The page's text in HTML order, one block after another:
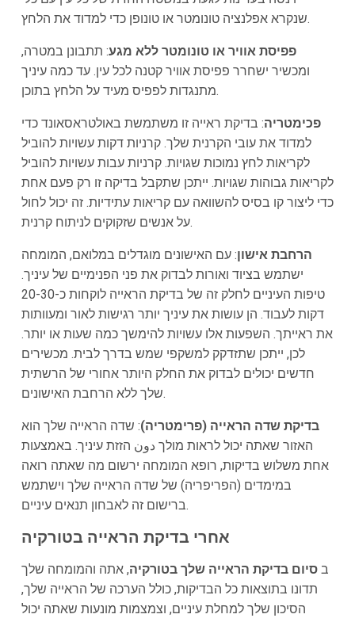
שנקרא אפלנציה טונומטר או טונופן כדי למדוד את הלחץ.
פפיסת אוויר או טונומטר ללא מגע: תתבונן במטרה,
ומכשיר ישחרר פפיסת אוויר קטנה לכל עין. עד כמה עיניך
מתנגדות לפפיס מעיד על הלחץ בתוכן.
פכימטריה: בדיקת ראייה זו משתמשת באולטראסאונד כדי
למדוד את עובי הקרנית שלך. קרניות דקות עשויות להוביל
לקריאות לחץ נמוכות שגויות. קרניות עבות עשויות להוביל
לקריאות גבוהות שגויות. ייתכן שתקבל בדיקה זו רק פעם אחת
כדי ליצור קו בסיס להשוואה עם קריאות עתידיות. זה יכול לחול
על אנשים שזקוקים לניתוח קרנית.
הרחבת אישון: עם האישונים מוגדלים במלואם, המומחה
ישתמש בציוד ואורות לבדוק את פני הפנימיים של עיניך.
טיפות העיניים לחלק זה של בדיקת הראייה לוקחות כ-20-30
דקות לעבוד. הן עושות את עיניך יותר רגישות לאור ומעוותות
את ראייתך. השפעות אלו עשויות להימשך כמה שעות או יותר.
לכן, ייתכן שתזדקק למשקפי שמש בדרך לבית. מכשירים
חדשים יכולים לבדוק את החלק היותר אחורי של הרשתית
שלך ללא הרחבת האישונים.
בדיקת שדה הראייה (פרימטריה): שדה הראייה שלך הוא
האזור שאתה יכול לראות מולך دون הזזת עיניך. באמצעות
אחת משלוש בדיקות, רופא המומחה ירשום מה שאתה רואה
במימדים (הפריפריה) של שדה הראייה שלך וישתמש
ברישום זה לאבחון תנאים עיניים.
אחרי בדיקת הראייה בטורקיה
בסיום בדיקת הראייה שלך בטורקיה, אתה והמומחה שלך
תדונו בתוצאות כל הבדיקות, כולל הערכה של הראייה שלך,
הסיכון שלך למחלת עיניים, וצמצמות מונעות שאתה יכול